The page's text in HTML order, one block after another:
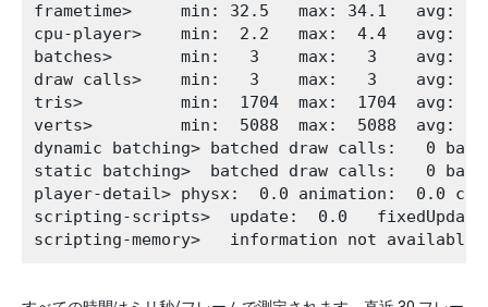
frametime>     min: 32.5   max: 34.1   avg:
cpu-player>    min:  2.2   max:  4.4   avg:
batches>       min:   3    max:   3    avg:
draw calls>    min:   3    max:   3    avg:
tris>          min:  1704  max:  1704  avg:
verts>         min:  5088  max:  5088  avg:
dynamic batching> batched draw calls:   0
static batching>  batched draw calls:   0
player-detail> physx:  0.0 animation:  0.0
scripting-scripts>  update:  0.0